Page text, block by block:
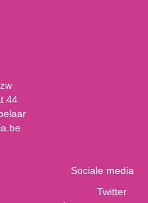
44
Sociale media
Twitter